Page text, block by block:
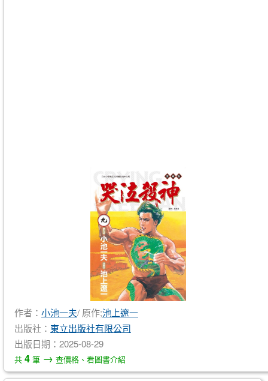
作者： 小池一夫/ 原作;池上遼一
出版社： 東立出版社有限公司
出版日期：2025-08-29
共 4 筆 → 查價格、看圖書介紹